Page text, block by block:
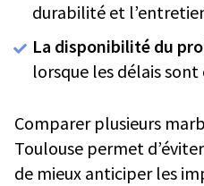
durabilité et
La disponibilité du
lorsque les délais
Comparer plusieurs
Toulouse permet
de mieux anticiper les